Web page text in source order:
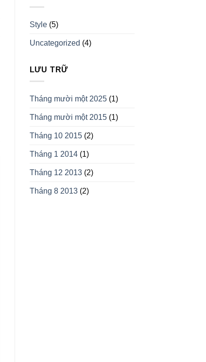
Style(5)
Uncategorized (4)
LƯU TRỮ
Tháng mười một 2025(1)
Tháng mười một 2015(1)
Tháng 10 2015(2)
Tháng 1 2014(1)
Tháng 12 2013(2)
Tháng 8 2013(2)